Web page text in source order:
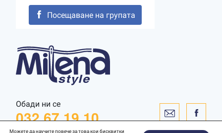
Обади ни се
032 67 19 10
Посещаване на групата
Можете да научите повече за това кои бисквитки